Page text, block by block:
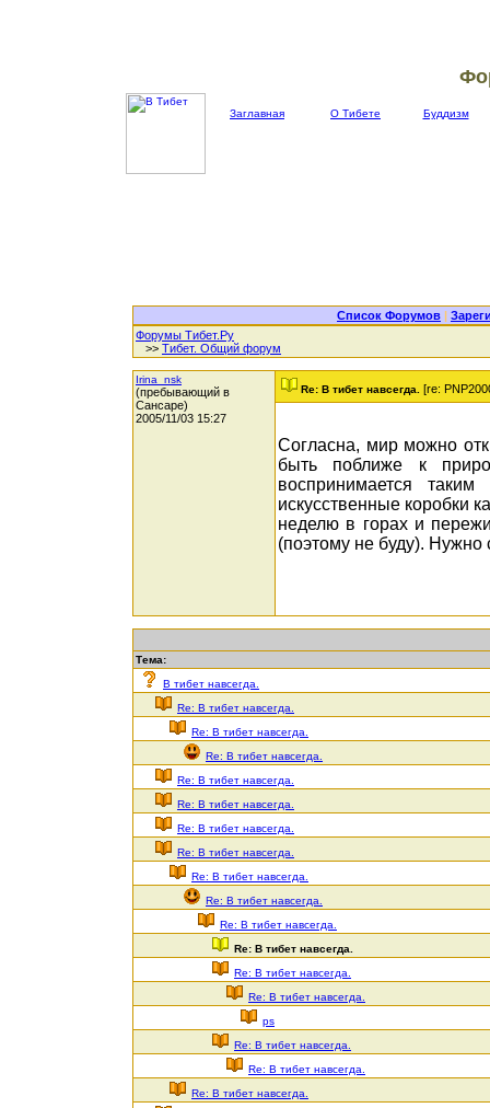
Заглавная О Тибете Буддизм
Список Форумов |
Форумы Тибет.Ру
>> Тибет. Общий форум
Irina_nsk
(пребывающий в
Сансаре)
2005/11/03 15:27
Re: В тибет навсегда. [re:
Согласна, мир можно
быть поближе к
воспринимается
искусственные коробки
неделю в горах и
(поэтому не буду). Нужно
Тема:
В тибет навсегда.
Re: В тибет навсегда.
Re: В тибет навсегда.
Re: В тибет навсегда.
Re: В тибет навсегда.
Re: В тибет навсегда.
Re: В тибет навсегда.
Re: В тибет навсегда.
Re: В тибет навсегда.
Re: В тибет навсегда.
Re: В тибет навсегда.
Re: В тибет навсегда.
Re: В тибет навсегда.
Re: В тибет навсегда.
ps
Re: В тибет навсегда.
Re: В тибет навсегда.
Re: В тибет навсегда.